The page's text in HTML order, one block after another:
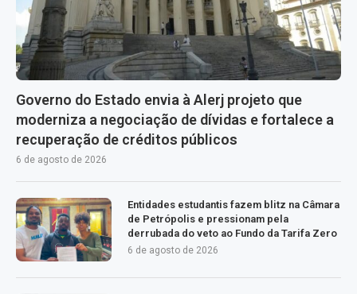
Governo do Estado envia à Alerj projeto que
moderniza a negociação de dívidas e fortalece a
recuperação de créditos públicos
6 de agosto de 2026
Entidades estudantis fazem blitz na Câmara
de Petrópolis e pressionam pela
derrubada do veto ao Fundo da Tarifa Zero
6 de agosto de 2026